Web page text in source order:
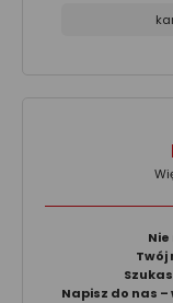
Twój
Napisz do nas